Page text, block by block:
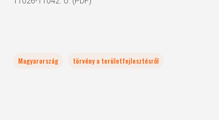
Magyarország törvény a területfejlesztésről